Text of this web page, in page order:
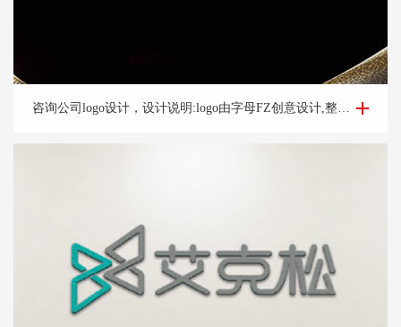
咨询公司logo设计-深圳富*咨询公司logo设计案例 咨询公司logo设计，设计说明:logo由字母FZ创意设计,整体方正大气,整体宛如图腾整体动态上扬,亮眼,体现好机会含义,整体设计简洁大气,易辨识让人过目不忘